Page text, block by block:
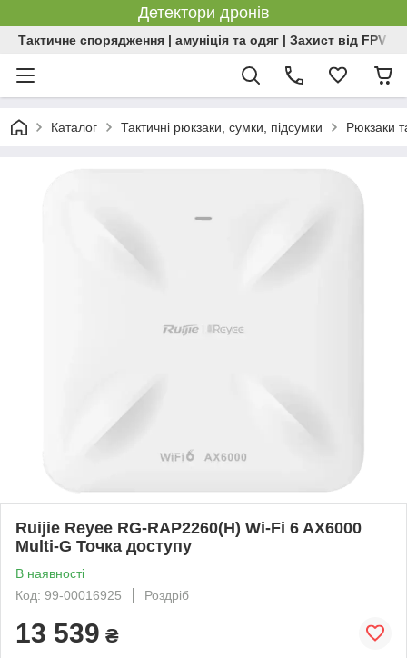
Детектори дронів
Тактичне спорядження | амуніція та одяг | Захист від FPV |
Каталог Тактичні рюкзаки, сумки, підсумки Рюкзаки
Ruijie Reyee RG-RAP2260(H) Wi-Fi 6 AX6000
Multi-G Точка доступу
В наявності
Код: 99-00016925
Роздріб
13 539 ₴